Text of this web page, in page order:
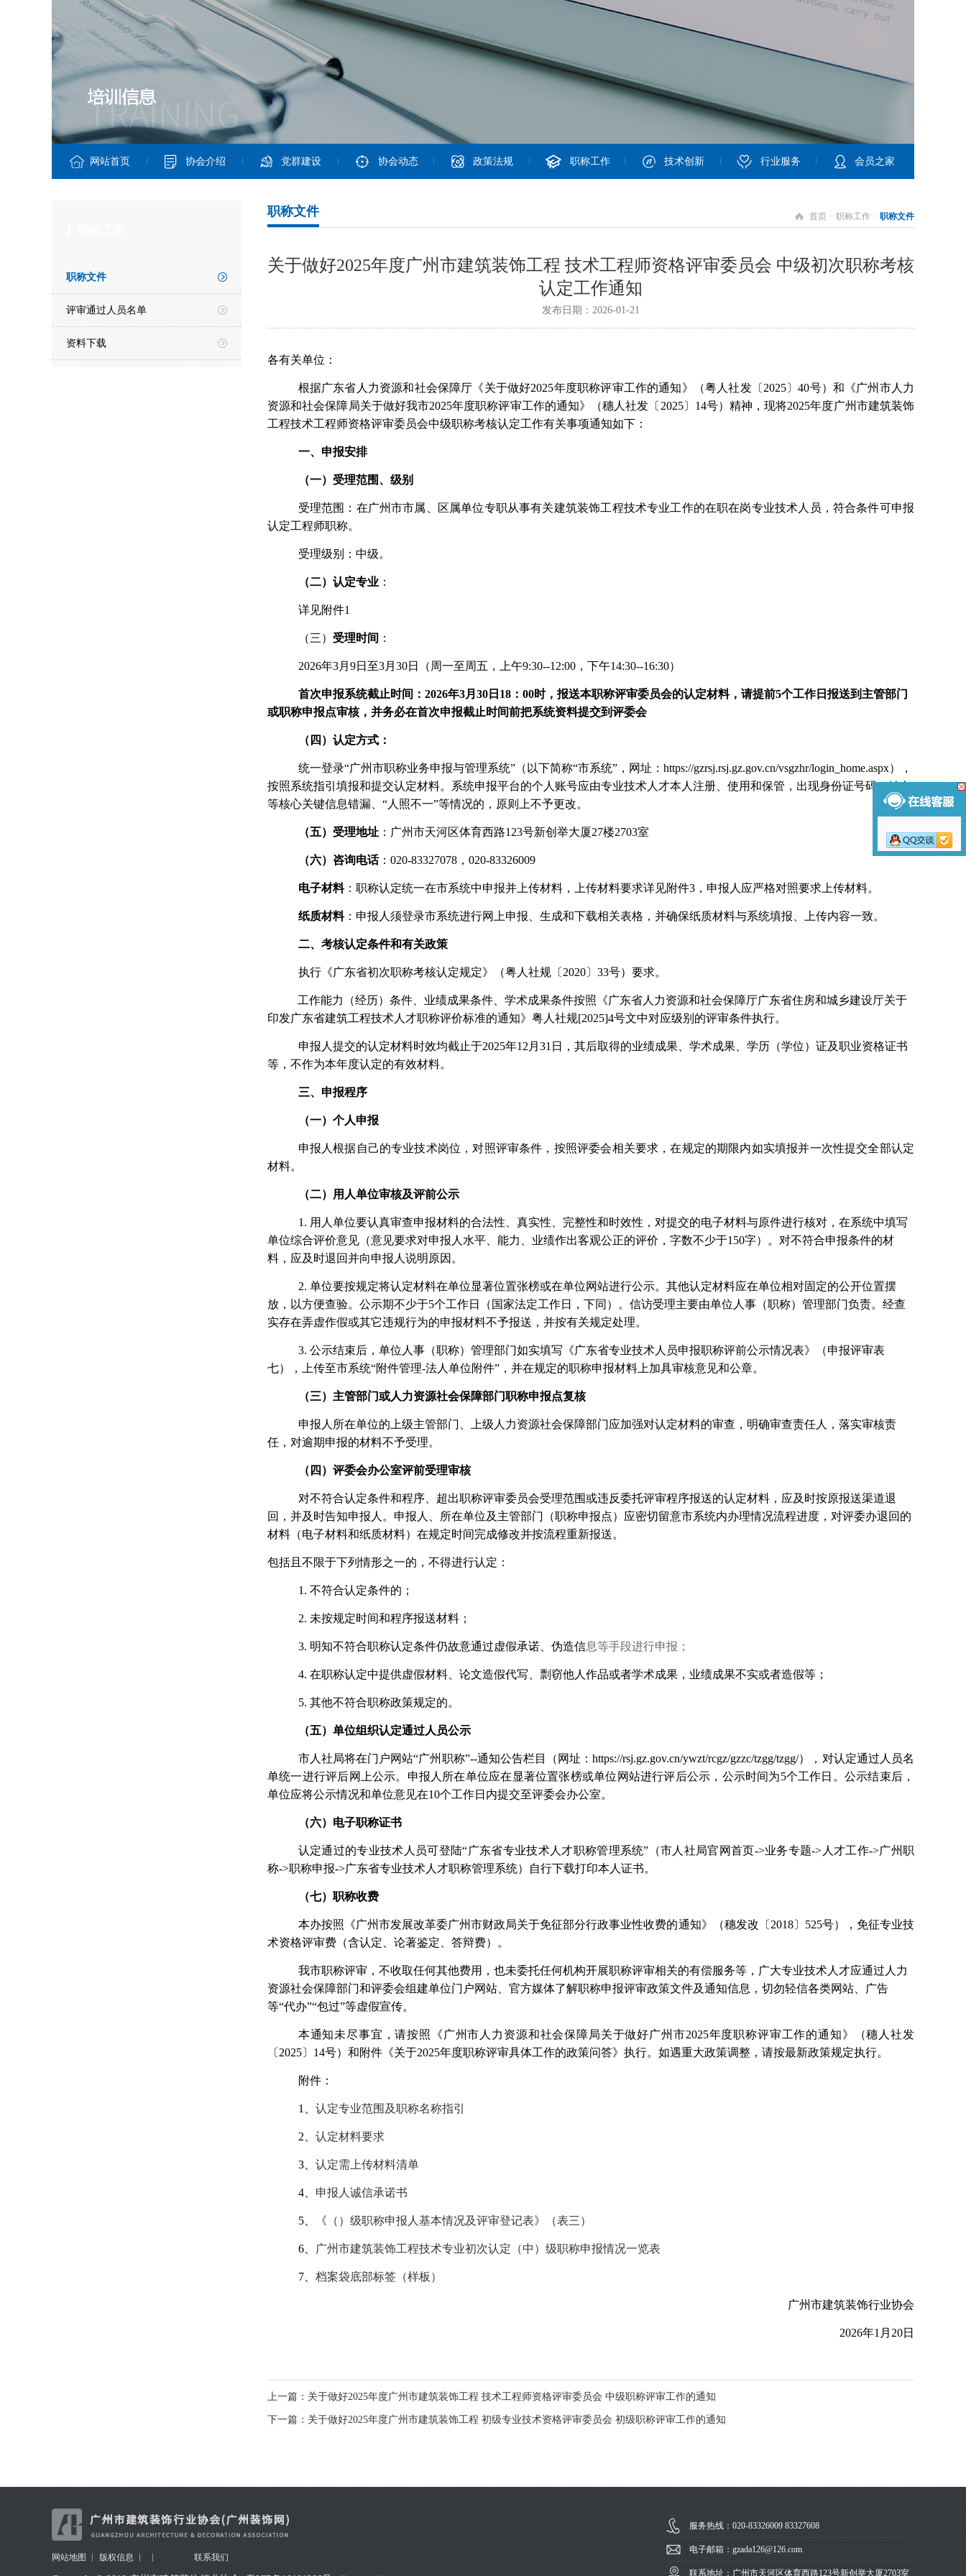
网站首页 协会介绍 党群建设 协会动态 政策法规 职称工作 技术创新 行业服务 会员之家
职称文件
评审通过人员名单
资料下载
首页 > 职称工作 > 职称文件
职称文件
关于做好2025年度广州市建筑装饰工程 技术工程师资格评审委员会 中级初次职称考核
认定工作通知
发布日期：2026-01-21
各有关单位：
根据广东省人力资源和社会保障厅《关于做好2025年度职称评审工作的通知》（粤人社发〔2025〕40号）和《广州市人力
资源和社会保障局关于做好我市2025年度职称评审工作的通知》（穗人社发〔 2025〕14号）精神，现将2025年度广州市建筑装饰
工程技术工程师资格评审委员会中级职称考核认定工作有关事项通知如下：
一、申报安排
（一）受理范围、级别
受理范围：在广州市市属、区属单位专职从事有关建筑装饰工程技术专业工作的在职在岗专业技术人员，符合条件可申报
认定工程师职称。
受理级别：中级。
（二）认定专业：
详见附件1
（三） 受理时间 ：
2026年3月 9日至3月30日 （周一至周五，上午9:30--12:00，下午14:30--16:30）
首次申报系统截止时间： 2026年3月30日18：00时，报送本职称评审委员会的认定材料，请提前5个工作日报送到主管部门
或职称申报点审核，并务必在首次申报截止时间前把系统资料提交到评委会
（四）认定方式：
统一登录“广州市职称业务申报与管理系统”（以下简称“市系统”，网址： https://gzrsj.rsj.gz.gov.cn/vsgzhr/login_home.aspx），
按照系统指引填报和提交认定材料。系统申报平台的个人账号应由专业技术人才本人注册、使用和保管，出现身份证号码、姓名
等核心关键信息错漏、 “人照不一”等情况的，原则上不予更改。
（五）受理地址： 广州市天河区体育西路123号新创举大厦27楼2703室
（六）咨询电话： 020-83327078，020-83326009
电子材料：职称认定统一在市系统中申报并上传材料，上传材料要求详见附件3，申报人应严格对照要求上传材料。
纸质材料：申报人须登录市系统进行网上申报、生成和下载相关表格，并确保纸质材料与系统填报、上传内容一致。
二、考核认定条件和有关政策
执行《广东省初次职称考核认定规定》（粤人社规〔2020〕33号）要求。
工作能力（经历）条件、业绩成果条件、学术成果条件按照 《广东省人力资源和社会保障厅广东省住房和城乡建设厅关于
印发广东省建筑工程技术人才职称评价标准的通知》粤人社规[2025]4号文中对应级别的评审条件执行。
申报人提交的认定材料时效均截止于2025年12月31日，其后取得的业绩成果、学术成果、学历（学位）证及职业资格证书
等，不作为本年度认定的有效材料。
三、申报程序
（一）个人申报
申报人根据自己的专业技术岗位，对照评审条件，按照评委会相关要求，在规定的期限内如实填报并一次性提交全部认定
材料。
（二） 用人单位审核及评前公示
1. 用人单位要认真审查申报材料的合法性、真实性、完整性和时效性，对提交的电子材料与原件进行核对，在系统中填写
单位综合评价意见（意见要求对申报人水平、能力、业绩作出客观公正的评价，字数不少于150字）。对不符合申报条件的材
料，应及时退回并向申报人说明原因。
2. 单位要按规定将认定材料在单位显著位置张榜或在单位网站进行公示。其他认定材料应在单位相对固定的公开位置摆
放，以方便查验。公示期不少于5个工作日（国家法定工作日，下同）。信访受理主要由单位人事（职称）管理部门负责。经查
实存在弄虚作假或其它违规行为的申报材料不予报送，并按有关规定处理。
3. 公示结束后，单位人事（职称）管理部门如实填写《广东省专业技术人员申报职称评前公示情况表》（申报评审表
七），上传至市系统“附件管理-法人单位附件”，并在规定的职称申报材料上加具审核意见和公章。
（三）主管部门或人力资源社会保障部门职称申报点复核
申报人所在单位的上级主管部门、上级人力资源社会保障部门应加强对认定材料的审查，明确审查责任人，落实审核责
任，对逾期申报的材料不予受理。
（四） 评委会办公室评前受理审核
对不符合认定条件和程序、超出职称评审委员会受理范围或违反委托评审程序报送的认定材料，应及时按原报送渠道退
回，并及时告知申报人。申报人、所在单位及主管部门（职称申报点）应密切留意市系统内办理情况流程进度，对评委办退回的
材料（电子材料和纸质材料）在规定时间完成修改并按流程重新报送。
包括且不限于下列情形之一的，不得进行认定：
1. 不符合认定条件的；
2. 未按规定时间和程序报送材料；
3. 明知不符合职称认定条件仍故意通过虚假承诺、伪造信息等手段进行申报；
4. 在职称认定中提供虚假材料、论文造假代写、剽窃他人作品或者学术成果，业绩成果不实或者造假等；
5. 其他不符合职称政策规定的。
（五）单位组织认定通过人员公示
市人社局将在门户网站“广州职称”--通知公告栏目（网址：https://rsj.gz.gov.cn/ywzt/rcgz/gzzc/tzgg/tzgg/），对认定通过人员名
单统一进行评后网上公示。申报人所在单位应在显著位置张榜或单位网站进行评后公示，公示时间为5个工作日。公示结束后，
单位应将公示情况和单位意见在10个工作日内提交至评委会办公室。
（六）电子职称证书
认定通过的专业技术人员可登陆“广东省专业技术人才职称管理系统”（市人社局官网首页->业务专题->人才工作->广州职
称->职称申报->广东省专业技术人才职称管理系统）自行下载打印本人证书。
（七） 职称收费
本办按照《广州市发展改革委广州市财政局关于免征部分行政事业性收费的通知》（穗发改〔 2018〕525号），免征专业技
术资格评审费（含认定、论著鉴定、答辩费）。
我市职称评审，不收取任何其他费用，也未委托任何机构开展职称评审相关的有偿服务等， 广大专业技术人才应通过人力
资源社会保障部门和评委会组建单位门户网站、 官方媒体了解职称申报评审政策文件及通知信息，切勿轻信各类网站、广告
等“代办”“包过”等虚假宣传。
本通知未尽事宜，请按照《广州市人力资源和社会保障局关于做好广州市2025年度职称评审工作的通知》（穗人社发
〔2025〕14号）和附件《关于2025年度职称评审具体工作的政策问答》执行。如遇重大政策调整，请按最新政策规定执行。
附件：
1、 认定专业范围及职称名称指引
2、 认定材料要求
3、 认定需上传材料清单
4、 申报人诚信承诺书
5、 《（）级职称申报人基本情况及评审登记表》（表三）
6、 广州市建筑装饰工程技术专业初次认定（中）级职称申报情况一览表
7、 档案袋底部标签（样板）
广州市建筑装饰行业协会
2026年1月20日
上一篇：关于做好2025年度广州市建筑装饰工程 技术工程师资格评审委员会 中级职称评审工作的通知
下一篇：关于做好2025年度广州市建筑装饰工程 初级专业技术资格评审委员会 初级职称评审工作的通知
网站地图 版权信息 联系我们
服务热线：020-83326009 83327608
电子邮箱：gzada126@126.com
联系地址：广州市天河区体育西路123号新创举大厦2703室